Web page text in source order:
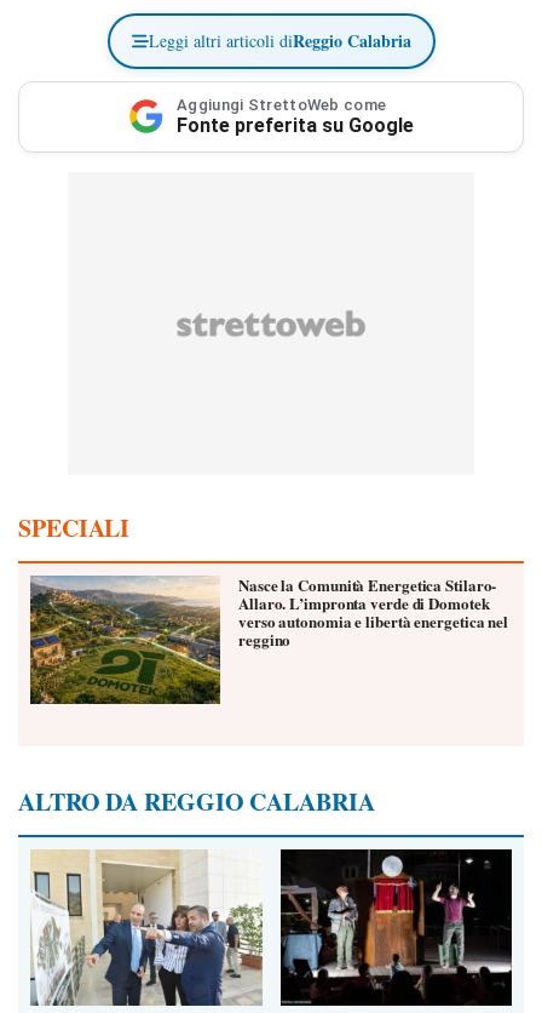
Leggi altri articoli diReggio Calabria
Aggiungi StrettoWeb come
Fonte preferita su Google
SPECIALI
Nasce la Comunità Energetica Stilaro-
Allaro. L’impronta verde di Domotek
verso autonomia e libertà energetica nel
reggino
ALTRO DA REGGIO CALABRIA